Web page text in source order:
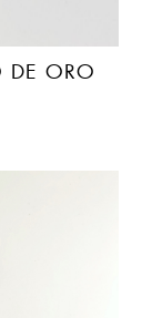
DE ORO